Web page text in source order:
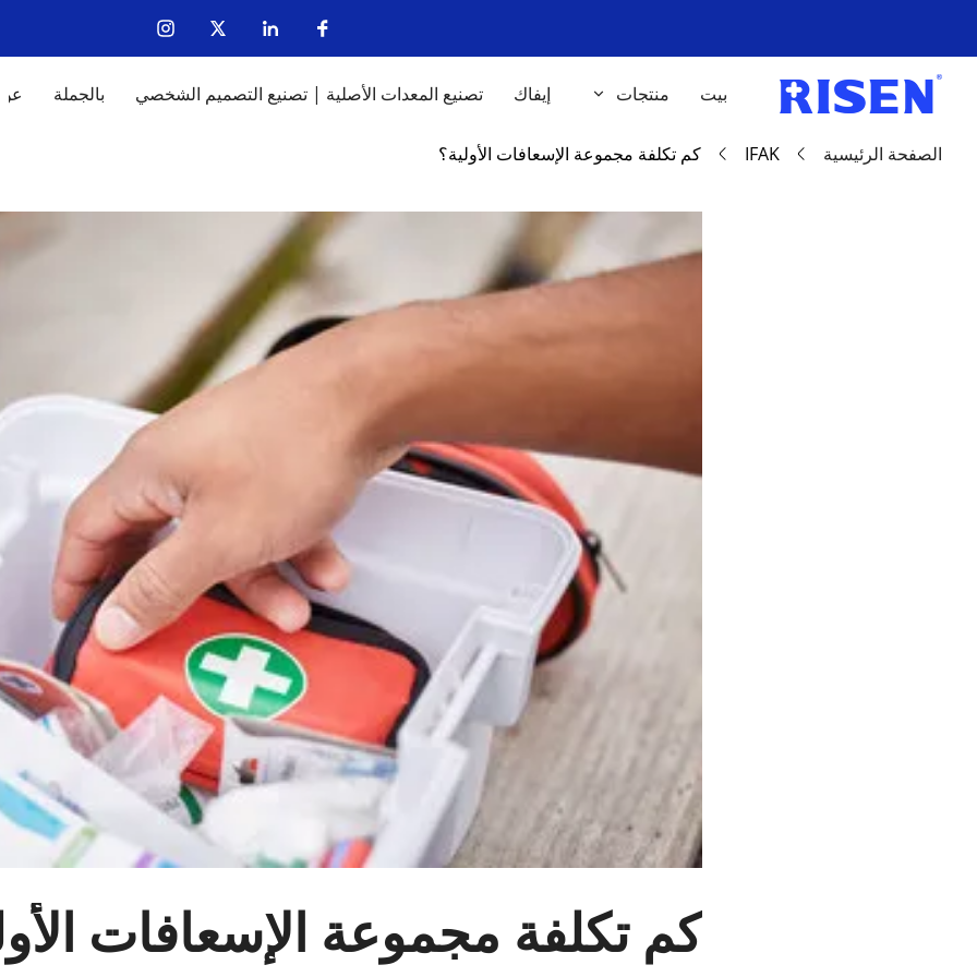
بيت منتجات إيفاك تصنيع المعدات الأصلية | تصنيع التصميم الشخصي بالجملة عن
الصفحة الرئيسية IFAK كم تكلفة مجموعة الإسعافات الأولية؟
كم تكلفة مجموعة الإسعافات